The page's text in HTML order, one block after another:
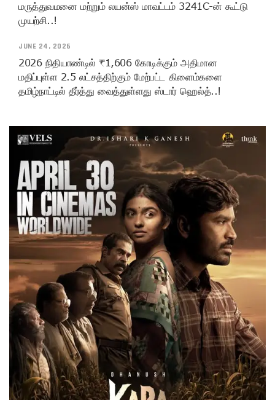
மருத்துவமனை மற்றும் லயன்ஸ் மாவட்டம் 3241C-ன் கூட்டு
முயற்சி..!
JUNE 24, 2026
2026 நிதியாண்டில் ₹1,606 கோடிக்கும் அதிமான
மதிப்புள்ள 2.5 லட்சத்திற்கும் மேற்பட்ட கிளைம்களை
தமிழ்நாட்டில் தீர்த்து வைத்துள்ளது ஸ்டார் ஹெல்த்..!